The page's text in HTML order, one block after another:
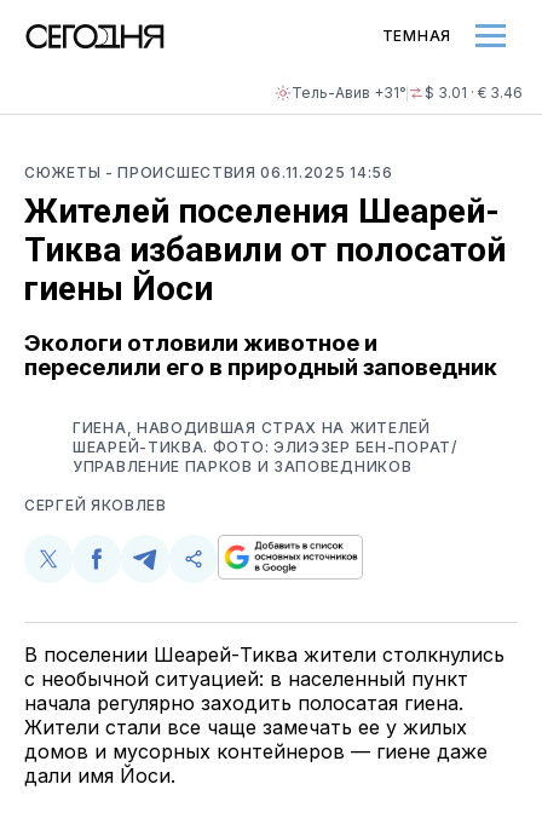
Тель-Авив +31° $ 3.01 · € 3.46
ТЕМНАЯ
СЮЖЕТЫ - ПРОИСШЕСТВИЯ06.11.2025 14:56
Жителей поселения Шеарей-
Тиква избавили от полосатой
гиены Йоси
Экологи отловили животное и
переселили его в природный заповедник
ГИЕНА, НАВОДИВШАЯ СТРАХ НА ЖИТЕЛЕЙ
ШЕАРЕЙ-ТИКВА. ФОТО: ЭЛИЭЗЕР БЕН-ПОРАТ/
УПРАВЛЕНИЕ ПАРКОВ И ЗАПОВЕДНИКОВ
СЕРГЕЙ ЯКОВЛЕВ
Поделиться
Twitter
Поделиться
Facebook
Поделиться
Telegram
Скопируйте
поделитесь
ссылкой
В поселении Шеарей-Тиква жители столкнулись
с необычной ситуацией: в населенный пункт
начала регулярно заходить полосатая гиена.
Жители стали все чаще замечать ее у жилых
домов и мусорных контейнеров — гиене даже
дали имя Йоси.